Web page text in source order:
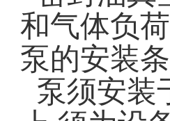
和气体负
泵的安装条
泵须安装